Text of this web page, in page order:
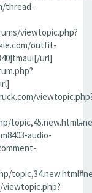
thread-
viewtopic.php?
outfit-
url]
audio-